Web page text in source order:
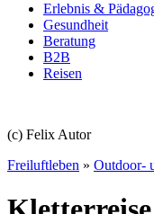
Erlebnis &
Gesundheit
Beratung
B2B
Reisen
(c) Felix Autor
Freiluftleben » Outdoor-